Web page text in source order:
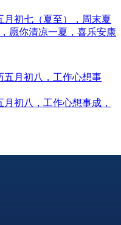
月初七（夏至），周末夏
愿你清凉一夏，喜乐安康
初八，工作心想事成，